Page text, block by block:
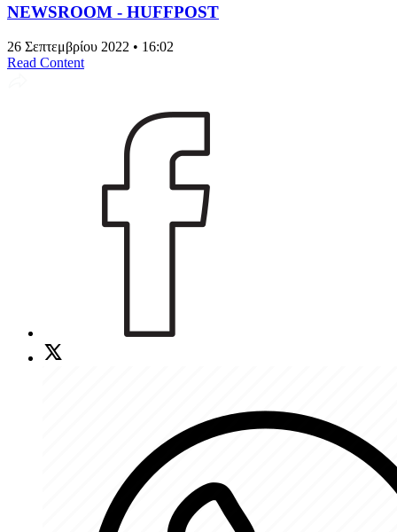
NEWSROOM - HUFFPOST
26 Σεπτεμβρίου 2022 • 16:02
Read Content